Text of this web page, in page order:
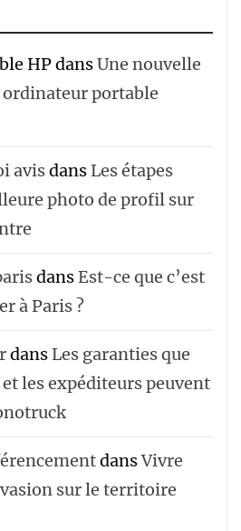
HPdansUne nouvelle
portable
avisdans Les étapes
photo de profil sur
dansEst-ce que c’est
à Paris ?
dans Les garanties que
les expéditeurs peuvent
dansVivre
sur le territoire